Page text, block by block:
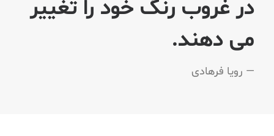
در غروب رنگ خود را تغییر
می دهند.
— رویا فرهادی